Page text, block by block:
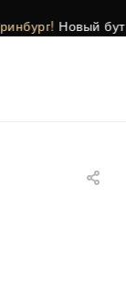
Новый бутик в